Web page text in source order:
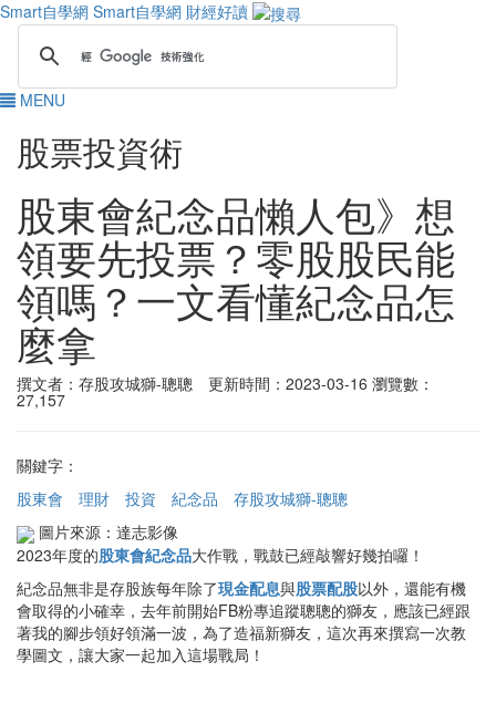
Smart自學網 Smart自學網 財經好讀
MENU
股票投資術
股東會紀念品懶人包》想
領要先投票？零股股民能
領嗎？一文看懂紀念品怎
麼拿
撰文者：存股攻城獅-聰聰 更新時間：2023-03-16 瀏覽數：
27,157
關鍵字：
股東會
理財 投資 紀念品
存股攻城獅-聰聰
圖片來源：達志影像
2023年度的股東會紀念品大作戰，戰鼓已經敲響好幾拍囉！
紀念品無非是存股族每年除了現金配息與股票配股以外，還能有機
會取得的小確幸，去年前開始FB粉專追蹤聰聰的獅友，應該已經跟
著我的腳步領好領滿一波，為了造福新獅友，這次再來撰寫一次教
學圖文，讓大家一起加入這場戰局！